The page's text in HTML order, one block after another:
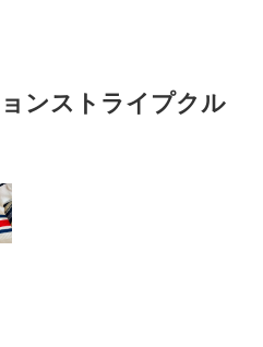
ンストライプクル